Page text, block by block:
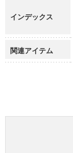
インデックス
関連アイテム